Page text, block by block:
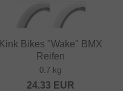
Kink Bikes "Wake" BMX
Reifen
0.7 kg
24.33 EUR